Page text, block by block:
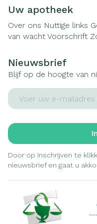
Uw apotheek
Over ons Nuttige links
van wacht Voorschrift
Nieuwsbrief
Blijf op de hoogte van
E-mail adres
Door op inschrijven te
nieuwsbrief en gaat u